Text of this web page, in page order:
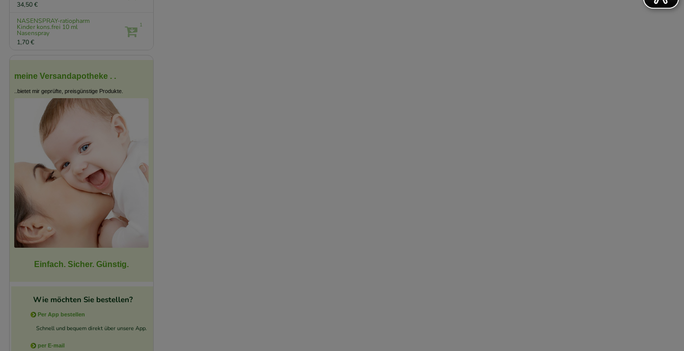
34,50 €
NASENSPRAY-ratiopharm
Kinder kons.frei 10 ml
Nasenspray
1,70 €
1
meine Versandapotheke . .
..bietet mir geprüfte, preisgünstige Produkte.
Einfach. Sicher. Günstig.
Wie möchten Sie bestellen?
Per App bestellen
Schnell und bequem direkt über unsere App.
per E-mail